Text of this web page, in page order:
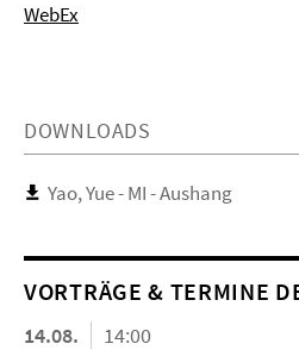
WebEx
DOWNLOADS
Yao, Yue - MI - Aushang
VORTRÄGE & TERMINE
14.08.
14:00